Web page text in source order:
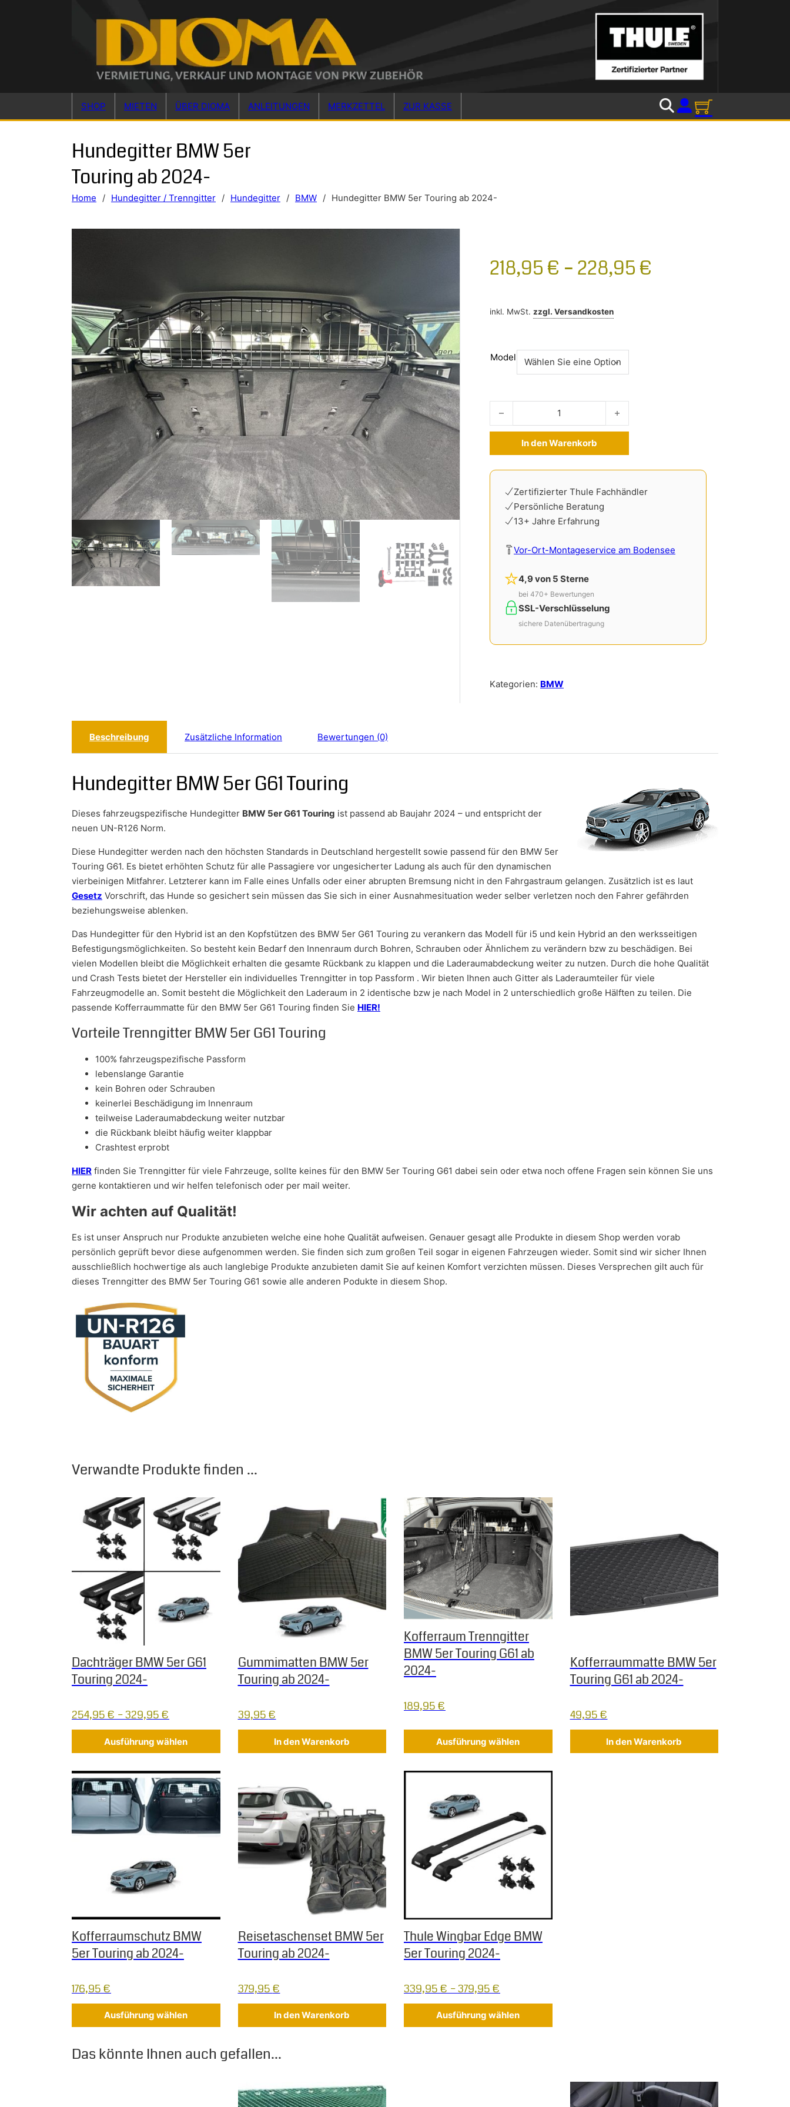
SHOP MIETEN ÜBER DIOMA ANLEITUNGEN MERKZETTEL ZUR KASSE
Hundegitter BMW 5er
Touring ab 2024-
Home / Hundegitter / Trenngitter / Hundegitter / BMW / Hundegitter BMW 5er Touring ab 2024-
218,95 € – 228,95 €
inkl. MwSt. zzgl. Versandkosten
Model
Hundegitter BMW 5er Touring ab 2024- Menge
In den Warenkorb
Zertifizierter Thule Fachhändler
Persönliche Beratung
13+ Jahre Erfahrung
Vor-Ort-Montageservice am Bodensee
4,9 von 5 Sterne
bei 470+ Bewertungen
SSL-Verschlüsselung
sichere Datenübertragung
Kategorien: BMW
Beschreibung Zusätzliche Information Bewertungen (0)
Hundegitter BMW 5er G61 Touring
Dieses fahrzeugspezifische Hundegitter BMW 5er G61 Touring ist passend ab Baujahr 2024 – und entspricht der
neuen UN-R126 Norm.
Diese Hundegitter werden nach den höchsten Standards in Deutschland hergestellt sowie passend für den BMW 5er
Touring G61. Es bietet erhöhten Schutz für alle Passagiere vor ungesicherter Ladung als auch für den dynamischen
vierbeinigen Mitfahrer. Letzterer kann im Falle eines Unfalls oder einer abrupten Bremsung nicht in den Fahrgastraum gelangen. Zusätzlich ist es laut
Gesetz Vorschrift, das Hunde so gesichert sein müssen das Sie sich in einer Ausnahmesituation weder selber verletzen noch den Fahrer gefährden
beziehungsweise ablenken.
Das Hundegitter für den Hybrid ist an den Kopfstützen des BMW 5er G61 Touring zu verankern das Modell für i5 und kein Hybrid an den werksseitigen
Befestigungsmöglichkeiten. So besteht kein Bedarf den Innenraum durch Bohren, Schrauben oder Ähnlichem zu verändern bzw zu beschädigen. Bei
vielen Modellen bleibt die Möglichkeit erhalten die gesamte Rückbank zu klappen und die Laderaumabdeckung weiter zu nutzen. Durch die hohe Qualität
und Crash Tests bietet der Hersteller ein individuelles Trenngitter in top Passform . Wir bieten Ihnen auch Gitter als Laderaumteiler für viele
Fahrzeugmodelle an. Somit besteht die Möglichkeit den Laderaum in 2 identische bzw je nach Model in 2 unterschiedlich große Hälften zu teilen. Die
passende Kofferraummatte für den BMW 5er G61 Touring finden Sie HIER!
Vorteile Trenngitter BMW 5er G61 Touring
100% fahrzeugspezifische Passform
lebenslange Garantie
kein Bohren oder Schrauben
keinerlei Beschädigung im Innenraum
teilweise Laderaumabdeckung weiter nutzbar
die Rückbank bleibt häufig weiter klappbar
Crashtest erprobt
HIER finden Sie Trenngitter für viele Fahrzeuge, sollte keines für den BMW 5er Touring G61 dabei sein oder etwa noch offene Fragen sein können Sie uns
gerne kontaktieren und wir helfen telefonisch oder per mail weiter.
Wir achten auf Qualität!
Es ist unser Anspruch nur Produkte anzubieten welche eine hohe Qualität aufweisen. Genauer gesagt alle Produkte in diesem Shop werden vorab
persönlich geprüft bevor diese aufgenommen werden. Sie finden sich zum großen Teil sogar in eigenen Fahrzeugen wieder. Somit sind wir sicher Ihnen
ausschließlich hochwertige als auch langlebige Produkte anzubieten damit Sie auf keinen Komfort verzichten müssen. Dieses Versprechen gilt auch für
dieses Trenngitter des BMW 5er Touring G61 sowie alle anderen Podukte in diesem Shop.
Verwandte Produkte finden ...
Dachträger BMW 5er G61
Touring 2024-
254,95€ –329,95€
Ausführung wählen
Dieses Produkt weist mehrere Varianten auf. Die Optionen können auf der Produktseite gewählt werden
Gummimatten BMW 5er
Touring ab 2024-
39,95€
In den Warenkorb
Kofferraum Trenngitter
BMW 5er Touring G61 ab
2024-
189,95€
Ausführung wählen
Dieses Produkt weist mehrere Varianten auf. Die Optionen können auf der Produktseite
Kofferraummatte BMW 5er
Touring G61 ab 2024-
49,95€
In den Warenkorb
Kofferraumschutz BMW
5er Touring ab 2024-
176,95€
Ausführung wählen
Dieses Produkt weist mehrere Varianten auf. Die Optionen können auf der Produktseite gewählt werden
Reisetaschenset BMW 5er
Touring ab 2024-
379,95€
In den Warenkorb
Thule Wingbar Edge BMW
5er Touring 2024-
339,95€ –379,95€
Ausführung wählen
Das könnte Ihnen auch gefallen...
Dieses Produkt weist mehrere Varianten auf. Die Optionen können auf der Produktseite gewählt werden